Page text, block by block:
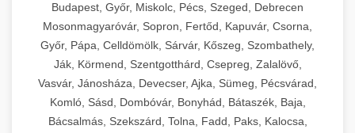
Budapest, Győr, Miskolc, Pécs, Szeged, Debrecen
Mosonmagyaróvár, Sopron, Fertőd, Kapuvár, Csorna,
Győr, Pápa, Celldömölk, Sárvár, Kőszeg, Szombathely,
Ják, Körmend, Szentgotthárd, Csepreg, Zalalövő,
Vasvár, Jánosháza, Devecser, Ajka, Sümeg, Pécsvárad,
Komló, Sásd, Dombóvár, Bonyhád, Bátaszék, Baja,
Bácsalmás, Szekszárd, Tolna, Fadd, Paks, Kalocsa,